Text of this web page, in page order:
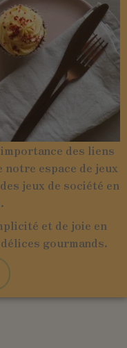
des liens
espace de jeux
jeux de société en
et de joie en
gourmands.